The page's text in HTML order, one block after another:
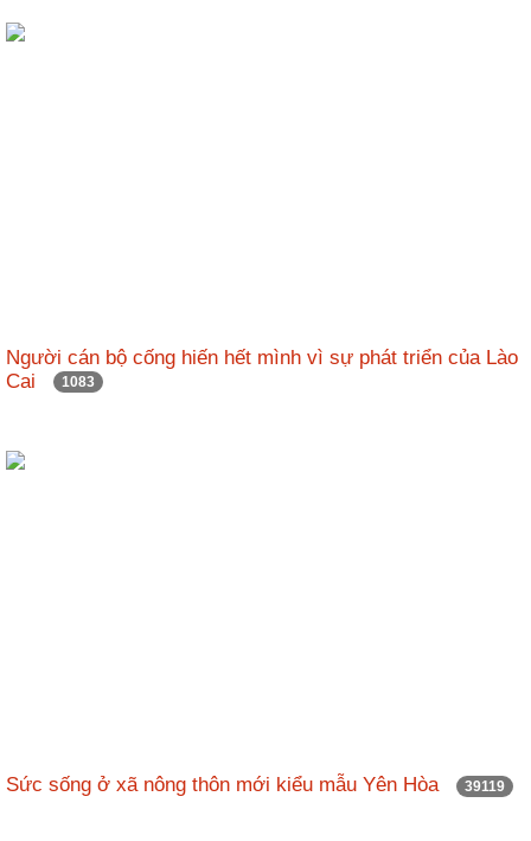
Người cán bộ cống hiến hết mình vì sự phát triển của Lào
Cai
1083
Sức sống ở xã nông thôn mới kiểu mẫu Yên Hòa 39119